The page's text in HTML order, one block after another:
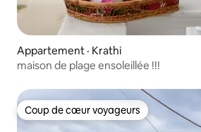
Appartement · Krathi
maison de plage ensoleillée !!!
Coup de cœur voyageurs
Coup de cœur voyageurs